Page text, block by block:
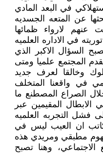
في البعد المادي
عن المتعه الجسديه
عنهم لارواء ظمائها
في الاداره العلميه
السؤال الاكبر الذي
المجتمع علميا ومتى
وخالقا لعرف جديد
في واقعنا المتخلف
الصراع المصطنع ما
المقيمين عبر
فشل التجربه العلميه
ان العيب ليس في
مطبقي ومريدي هذه
وهنا تصبح